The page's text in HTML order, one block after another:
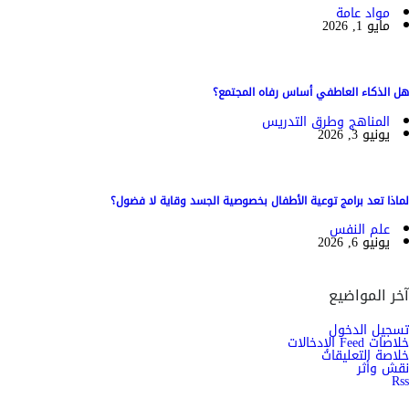
مواد عامة
مايو 1, 2026
هل الذكاء العاطفي أساس رفاه المجتمع؟
المناهج وطرق التدريس
يونيو 3, 2026
لماذا تعد برامج توعية الأطفال بخصوصية الجسد وقاية لا فضول؟
علم النفس
يونيو 6, 2026
آخر المواضيع
تسجيل الدخول
خلاصات Feed الإدخالات
خلاصة التعليقات
نقش وأثر
Rss